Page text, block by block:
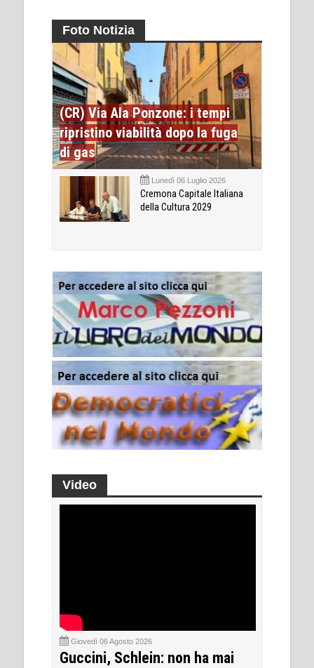
Foto Notizia
(CR) Via Ala Ponzone: i tempi
ripristino viabilità dopo la fuga
di gas
Lunedì 06 Luglio 2026
Cremona Capitale Italiana
della Cultura 2029
Video
Giovedì 06 Agosto 2026
Guccini, Schlein: non ha mai